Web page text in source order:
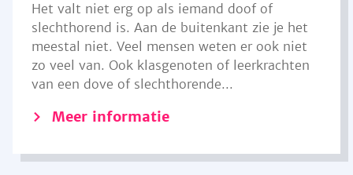
Het valt niet erg op als iemand doof of
slechthorend is. Aan de buitenkant zie je het
meestal niet. Veel mensen weten er ook niet
zo veel van. Ook klasgenoten of leerkrachten
van een dove of slechthorende...
Meer informatie